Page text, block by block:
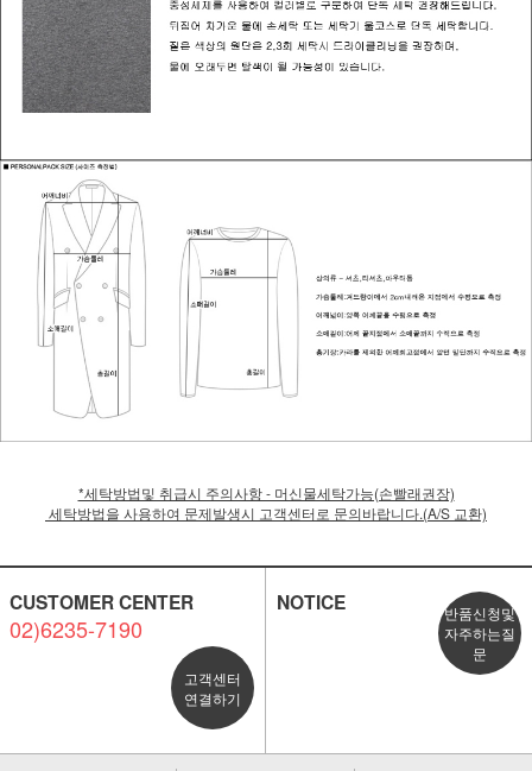
*세탁방법및 취급시 주의사항 - 머신물세탁가능(손빨래권장)
세탁방법을 사용하여 문제발생시 고객센터로 문의바랍니다.(A/S 교환)
CUSTOMER CENTER
02)6235-7190
고객센터
연결하기
NOTICE
반품신청및
자주하는질
문